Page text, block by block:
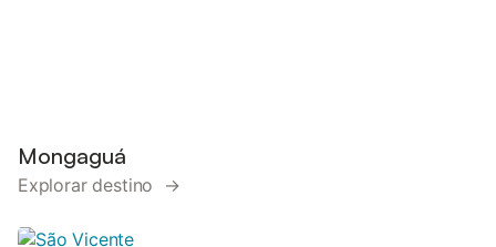
Mongaguá
Explorar destino →